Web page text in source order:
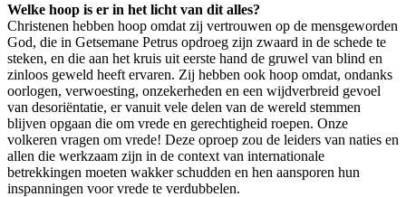
Welke hoop is er in het licht van dit alles?
Christenen hebben hoop omdat zij vertrouwen op de mensgeworden
God, die in Getsemane Petrus opdroeg zijn zwaard in de schede te
steken, en die aan het kruis uit eerste hand de gruwel van blind en
zinloos geweld heeft ervaren. Zij hebben ook hoop omdat, ondanks
oorlogen, verwoesting, onzekerheden en een wijdverbreid gevoel
van desoriëntatie, er vanuit vele delen van de wereld stemmen
blijven opgaan die om vrede en gerechtigheid roepen. Onze
volkeren vragen om vrede! Deze oproep zou de leiders van naties en
allen die werkzaam zijn in de context van internationale
betrekkingen moeten wakker schudden en hen aansporen hun
inspanningen voor vrede te verdubbelen.